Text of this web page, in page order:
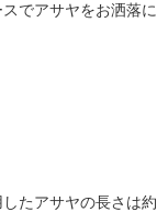
でアサヤをお洒落
たアサヤの長さは約